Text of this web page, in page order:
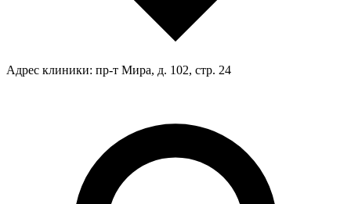
Адрес клиники: пр-т Мира, д. 102, стр. 24